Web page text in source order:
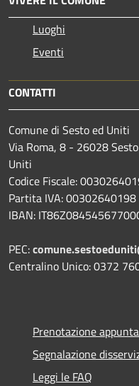
Luoghi
Eventi
CONTATTI
Comune di Sesto ed Uniti
Via Roma, 8 - 26028
Uniti
Codice Fiscale:
Partita IVA: 00302640198
IBAN:
PEC:
Centralino Unico: 0372
Prenotazione
Segnalazione
Leggi le FAQ